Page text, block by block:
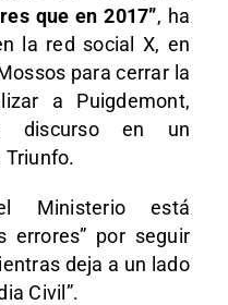
que en 2017”, ha
la red social X, en
para cerrar la
a Puigdemont,
discurso en un
Triunfo.
Ministerio está
errores” por seguir
deja a un lado
Civil”.